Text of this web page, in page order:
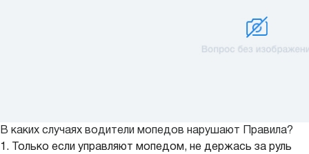
В каких случаях водители мопедов нарушают Правила?
1. Только если управляют мопедом, не держась за руль